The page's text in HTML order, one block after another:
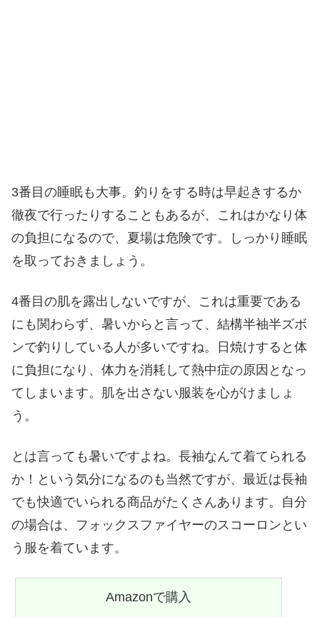
3番目の睡眠も大事。釣りをする時は早起きするか
徹夜で行ったりすることもあるが、これはかなり体
の負担になるので、夏場は危険です。しっかり睡眠
を取っておきましょう。
4番目の肌を露出しないですが、これは重要である
にも関わらず、暑いからと言って、結構半袖半ズボ
ンで釣りしている人が多いですね。日焼けすると体
に負担になり、体力を消耗して熱中症の原因となっ
てしまいます。肌を出さない服装を心がけましょ
う。
とは言っても暑いですよね。長袖なんて着てられる
か！という気分になるのも当然ですが、最近は長袖
でも快適でいられる商品がたくさんあります。自分
の場合は、フォックスファイヤーのスコーロンとい
う服を着ています。
Amazonで購入